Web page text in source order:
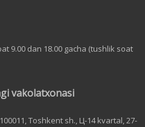
9.00 dan 18.00 gacha (tushlik soat
vakolatxonasi
Toshkent sh., Ц-14 kvartal, 27-